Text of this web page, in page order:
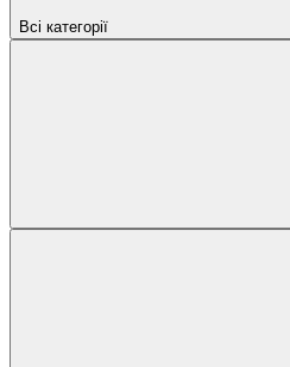
Всі категорії